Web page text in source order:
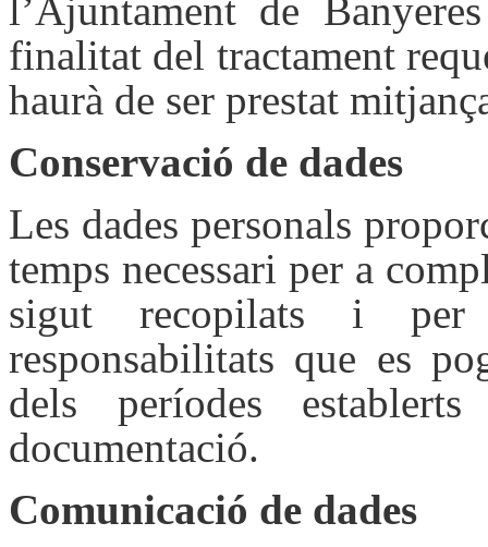
l’Ajuntament de
finalitat del tractament
haurà de ser prestat
Conservació de dades
Les dades personals
temps necessari per a
sigut recopilats i per
responsabilitats que es
dels períodes
documentació.
Comunicació de dades